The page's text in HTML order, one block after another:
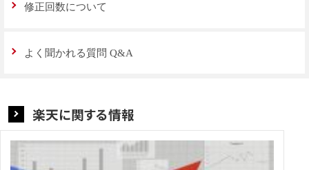
修正回数について
よく聞かれる質問 Q&A
楽天に関する情報